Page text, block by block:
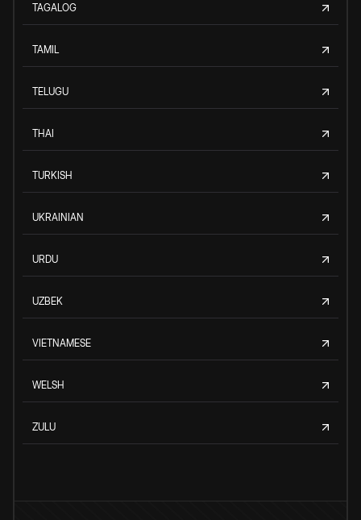
TAGALOG
TAMIL
TELUGU
THAI
TURKISH
UKRAINIAN
URDU
UZBEK
VIETNAMESE
WELSH
ZULU